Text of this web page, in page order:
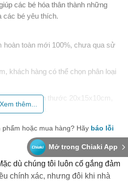
Mở trong Chiaki App
các bé hóa thân thành những
các bé yêu thích.
hoàn toàn mới 100%, chưa qua sử
khách hàng có thể chọn phân loại
kế với kích thước 20x15x10cm,
từ 4 đến 25 tuổi, là một món quà thú
làm từ nhựa dẻo bền bỉ, kết
giúp vừa vặn và thoải mái khi sử
Xem thêm...
phẩm hoặc mua hàng? Hãy báo lỗi
dù chúng tôi luôn cố gắng đảm
chính xác, nhưng đôi khi nhà